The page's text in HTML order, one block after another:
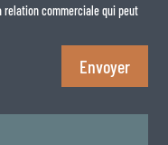
relation commerciale qui peut
Envoyer